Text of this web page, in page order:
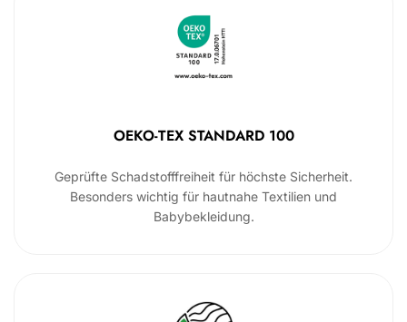
OEKO-TEX STANDARD 100
Geprüfte Schadstofffreiheit für höchste Sicherheit.
Besonders wichtig für hautnahe Textilien und
Babybekleidung.